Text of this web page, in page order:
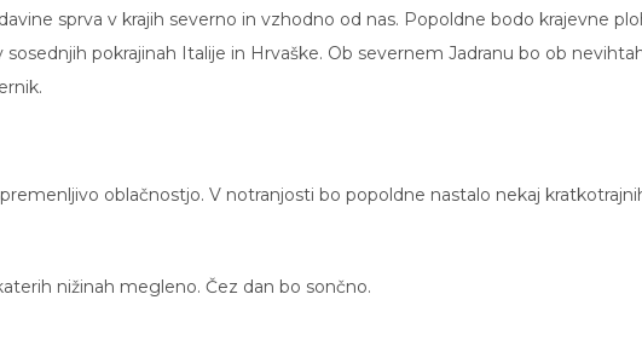
sprva v krajih severno in vzhodno od nas. Popoldne bodo krajevne
pokrajinah Italije in Hrvaške. Ob severnem Jadranu bo ob
oblačnostjo. V notranjosti bo popoldne nastalo nekaj
nižinah megleno. Čez dan bo sončno.